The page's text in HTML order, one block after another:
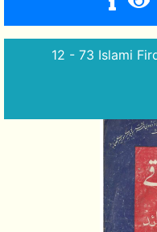
12 - 73 Islami